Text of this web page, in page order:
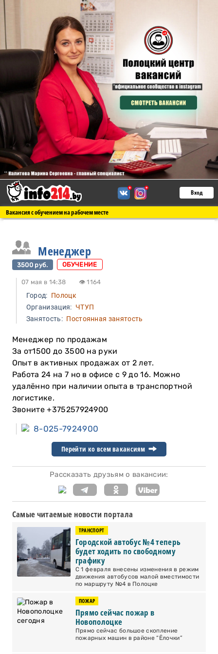
Вход
Вакансия с обучением на рабочем месте
Менеджер
3500 руб. ОБУЧЕНИЕ
07 мая в 14:38 👁 1164
Город: Полоцк
Организация: ЧТУП
Занятость:Постоянная занятость
Менеджер по продажам
За от1500 до 3500 на руки
Опыт в активных продажах от 2 лет.
Работа 24 на 7 но в офисе с 9 до 16. Можно
удалённо при наличии опыта в транспортной
логистике.
Звоните +375257924900
8-025-7924900
Перейти ко всем вакансиям
Рассказать друзьям о вакансии:
Самые читаемые новости портала
ТРАНСПОРТ
Городской автобус №4 теперь
будет ходить по свободному
графику
С 1 февраля внесены изменения в режим
движения автобусов малой вместимости
по маршруту №4 в Полоцке
ПОЖАР
Прямо сейчас пожар в
Новополоцке
Прямо сейчас большое скопление
пожарных машин в районе “Ёлочки”